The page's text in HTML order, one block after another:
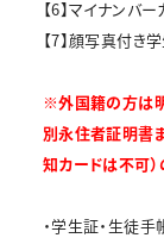
【6】マイナンバ
【7】顔写真付き
※外国籍の方は明
別永住者証明書
知カードは不可
・学生証・生徒